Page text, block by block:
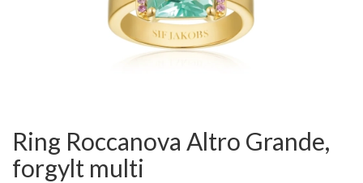
Ring Roccanova Altro Grande,
forgylt multi